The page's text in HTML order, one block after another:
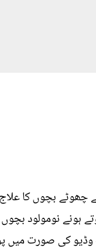
سے چھوٹے بچوں کا
ہونے نومولود
کی صورت میں